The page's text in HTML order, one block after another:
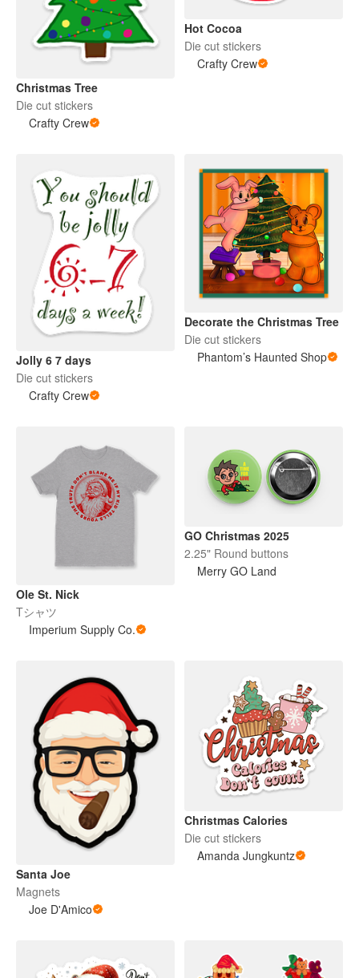
Christmas Tree
Die cut stickers
Crafty Crew
Hot Cocoa
Die cut stickers
Crafty Crew
Jolly 6 7 days
Die cut stickers
Crafty Crew
Decorate the Christmas Tree
Die cut stickers
Phantom’s Haunted Shop
Ole St. Nick
Tシャツ
Imperium Supply Co.
GO Christmas 2025
2.25" Round buttons
Merry GO Land
Santa Joe
Magnets
Joe D'Amico
Christmas Calories
Die cut stickers
Amanda Jungkuntz